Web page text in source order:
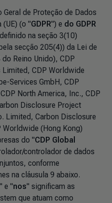
Geral de Proteção de Dados
(UE) (o "GDPR") e do GDPR
na seção 3(10)
secção 205(4)) da Lei de
Reino Unido), CDP
CDP Worldwide
Services GmbH, CDP
North America, Inc., CDP
Disclosure Project
Limited, Carbon Disclosure
Worldwide (Hong Kong)
do "CDP Global
controlador de dados
conforme
na cláusula 9 abaixo.
" e "nos" significam as
que atuam como